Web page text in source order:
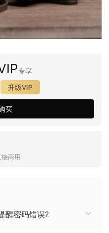
专享
升级VIP
买
商用
醒密码错误?